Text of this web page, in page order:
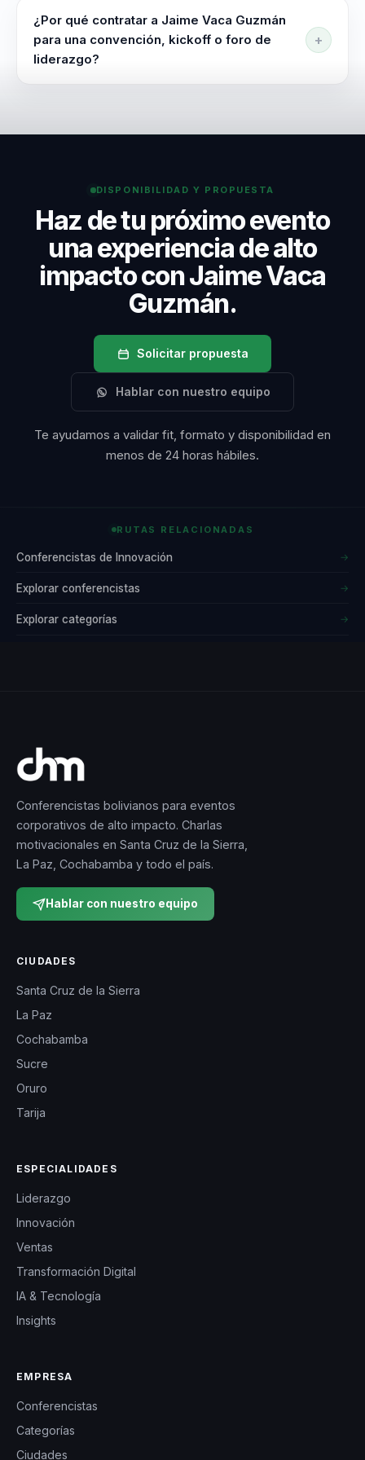
inspiración momentánea.
como Conferencia y Contenido digital. La conferencia
se adapta en contenido, duración e intensidad según
la audiencia, el objetivo y el momento del evento. La
¿Por qué contratar a Jaime Vaca Guzmán
para una convención, kickoff o foro de
liderazgo?
audiencia necesita una mirada mas estructurada
DISPONIBILIDAD Y PROPUESTA
Haz de tu próximo evento
una experiencia de alto
impacto con Jaime Vaca
Guzmán.
Solicitar propuesta
Hablar con nuestro equipo
Te ayudamos a validar fit, formato y disponibilidad en
menos de 24 horas hábiles.
RUTAS RELACIONADAS
Conferencistas de Innovación →
Explorar conferencistas →
Explorar categorías →
Conferencistas bolivianos para eventos
corporativos de alto impacto. Charlas
motivacionales en Santa Cruz de la Sierra,
La Paz, Cochabamba y todo el país.
Hablar con nuestro equipo
CIUDADES
Santa Cruz de la Sierra
La Paz
Cochabamba
Sucre
Oruro
Tarija
ESPECIALIDADES
Liderazgo
Innovación
Ventas
Transformación Digital
IA & Tecnología
Insights
EMPRESA
Conferencistas
Categorías
Ciudades